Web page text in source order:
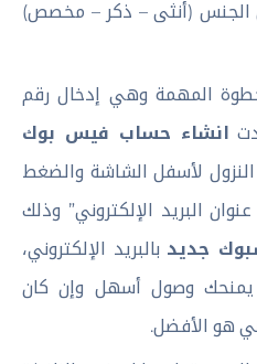
الجنس (أنثى – ذكر – مخصص)
المهمة وهي إدخال رقم
انشاء حساب فيس بوك
النزول لأسفل الشاشة والضغط
البريد الإلكتروني” وذلك
جديد بالبريد الإلكتروني،
يمنحك وصول أسهل وإن كان
هو الأفضل.